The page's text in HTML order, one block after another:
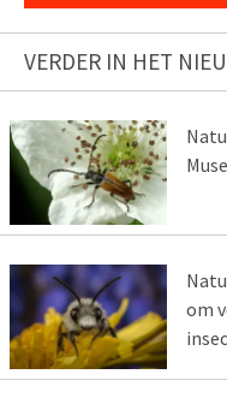
VERDER IN HET
om